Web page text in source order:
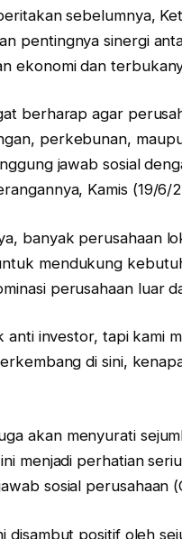
sebelumnya,
pentingnya sinergi
ekonomi dan
berharap agar
perkebunan,
jawab sosial
Kamis (19/6/
banyak perusahaan
mendukung
perusahaan luar
anti investor, tapi kami
di sini,
akan menyurati
menjadi perhatian
sosial perusahaan
disambut positif oleh